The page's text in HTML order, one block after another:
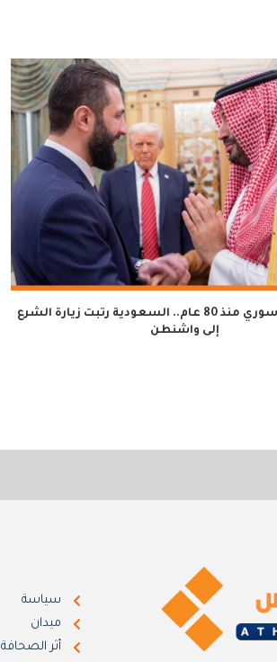
الأولى لرئيس سوري منذ 80 عام.. السعودية رتبت زيارة الشرع
إلى واشنطن
سياسة
ميدان
أثر الصحافة